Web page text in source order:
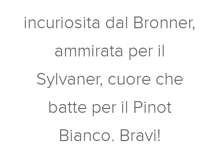
incuriosita dal Bronner,
ammirata per il
Sylvaner, cuore che
batte per il Pinot
Bianco. Bravi!